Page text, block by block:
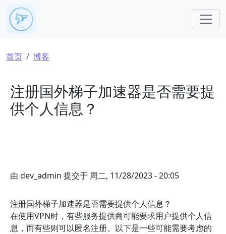
跳转到主要内容
面包屑
首页 博客
注册国外梯子加速器是否需要提
供个人信息？
由 dev_admin 提交于 周二, 11/28/2023 - 20:05
注册国外梯子加速器是否需要提供个人信息？
在使用VPN时，有些服务提供商可能要求用户提供个人信
息，而有些则可以匿名注册。以下是一些可能需要考虑的